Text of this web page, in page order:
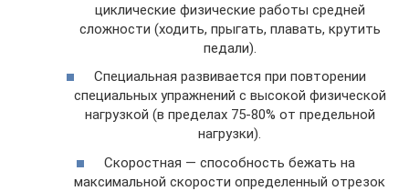
циклические физические работы средней
сложности (ходить, прыгать, плавать, крутить
педали).
Специальная развивается при повторении
специальных упражнений с высокой физической
нагрузкой (в пределах 75-80% от предельной
нагрузки).
Скоростная — способность бежать на
максимальной скорости определенный отрезок